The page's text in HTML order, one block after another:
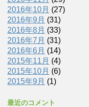
2016年10月 (27)
2016年9月 (31)
2016年8月 (33)
2016年7月 (31)
2016年6月 (14)
2015年11月 (4)
2015年10月 (6)
2015年9月 (1)
最近のコメント